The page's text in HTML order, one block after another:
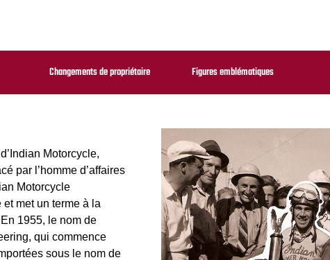
Changements de propriétaire Figures emblématiques
Motorcycle,
par l’homme d’affaires
Motorcycle
met un terme à la
1955, le nom de
qui commence
sous le nom de